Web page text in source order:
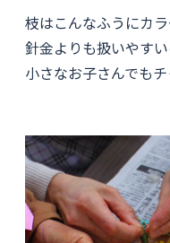
枝はこんなふうにカ
針金よりも扱いやすい
小さなお子さんでも